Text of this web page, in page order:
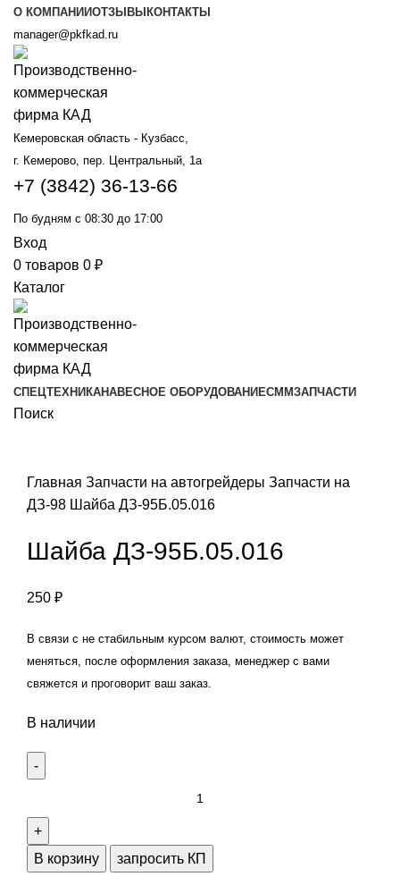
О КОМПАНИИОТЗЫВЫ КОНТАКТЫ
manager@pkfkad.ru
Кемеровская область - Кузбасс,
г. Кемерово, пер. Центральный, 1а
+7 (3842) 36-13-66
По будням с 08:30 до 17:00
Вход
0 товаров 0 ₽
Каталог
СПЕЦТЕХНИКАНАВЕСНОЕ ОБОРУДОВАНИЕСММЗАПЧАСТИ
Поиск
Главная Запчасти на автогрейдеры Запчасти на
ДЗ-98 Шайба ДЗ-95Б.05.016
Шайба ДЗ-95Б.05.016
250 ₽
В связи с не стабильным курсом валют, стоимость может
меняться, после оформления заказа, менеджер с вами
свяжется и проговорит ваш заказ.
В наличии
Шайба
ДЗ-95Б.05.016
В корзину запросить КП